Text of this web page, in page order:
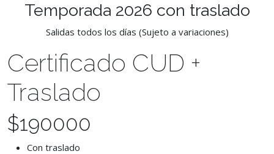
Temporada 2026 con traslado
Salidas todos los días (Sujeto a variaciones)
Certificado CUD +
Traslado
$190000
Con traslado